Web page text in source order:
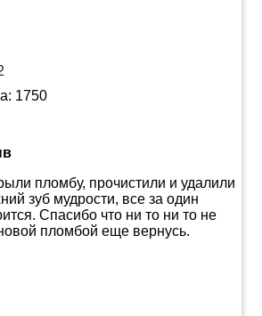
1750
пломбу, прочистили и удалили
зуб мудрости, все за один
Спасибо что ни то ни то не
пломбой еще вернусь.